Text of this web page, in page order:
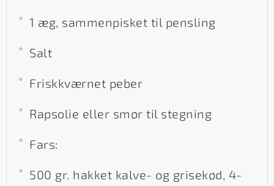
1 æg, sammenpisket til pensling
Salt
Friskkværnet peber
Rapsolie eller smør til stegning
Fars:
500 gr. hakket kalve- og grisekød, 4-